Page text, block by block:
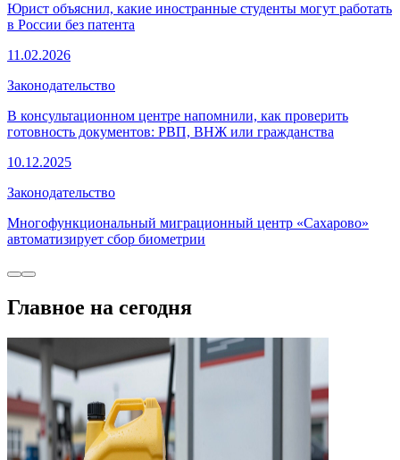
Юрист объяснил, какие иностранные студенты могут работать
в России без патента
11.02.2026
Законодательство
В консультационном центре напомнили, как проверить
готовность документов: РВП, ВНЖ или гражданства
10.12.2025
Законодательство
Многофункциональный миграционный центр «Сахарово»
автоматизирует сбор биометрии
Главное на сегодня